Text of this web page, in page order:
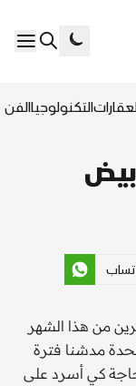
التكنولوجياالفن
من هذا الشهر
مدشنا فترة
حاجة كي أسرد على